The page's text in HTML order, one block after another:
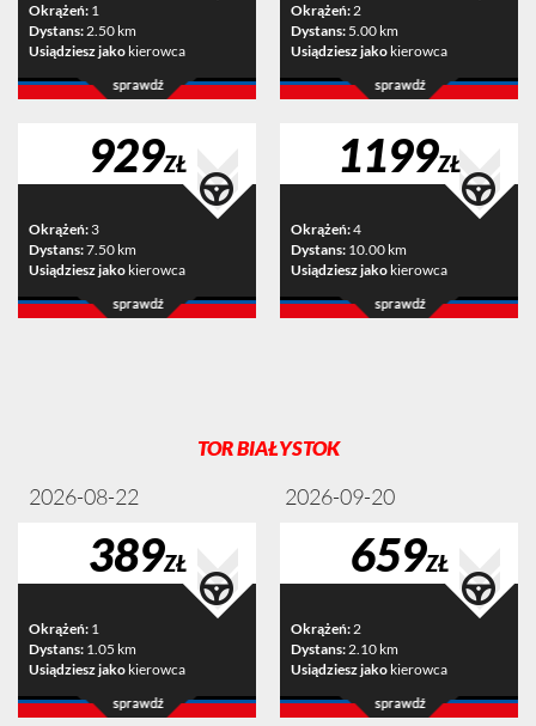
Okrążeń: 1
Dystans:2.50 km
Usiądziesz jako kierowca
Okrążeń:2
Dystans: 5.00 km
Usiądziesz jako kierowca
929ZŁ
Okrążeń: 3
Dystans:7.50 km
Usiądziesz jako kierowca
1199ZŁ
Okrążeń:4
Dystans: 10.00 km
Usiądziesz jako kierowca
TOR BIAŁYSTOK
2026-08-22 2026-09-20
389ZŁ
Okrążeń: 1
Dystans: 1.05 km
Usiądziesz jako kierowca
659ZŁ
Okrążeń:2
Dystans:2.10 km
Usiądziesz jako kierowca